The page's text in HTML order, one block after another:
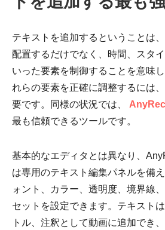
テキストを追加するということは
配置するだけでなく、時間、スタ
いった要素を制御することを意味
れらの要素を正確に調整するには
要です。同様の状況では、
最も信頼できるツールです。
基本的なエディタとは異なり、
は専用のテキスト編集パネルを備
ォント、カラー、透明度、境界線
セットを設定できます。テキスト
トル、注釈として動画に追加でき